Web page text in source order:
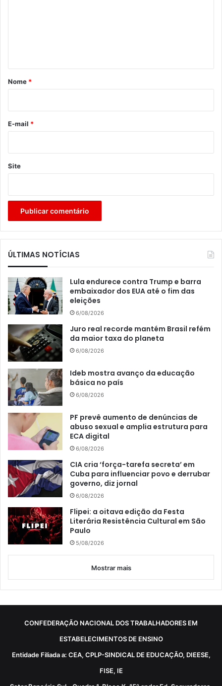
r
*
Nome *
E-mail *
Site
ÚLTIMAS NOTÍCIAS
Lula endurece contra Trump e barra
embaixador dos EUA até o fim das
eleições
6/08/2026
Juro real recorde mantém Brasil refém
da maior taxa do planeta
6/08/2026
Ideb mostra avanço da educação
básica no país
6/08/2026
PF prevê aumento de denúncias de
abuso sexual e amplia estrutura para
ECA digital
6/08/2026
CIA cria ‘força-tarefa secreta’ em
Cuba para influenciar povo e derrubar
governo, diz jornal
6/08/2026
Flipei: a oitava edição da Festa
Literária Resistência Cultural em São
Paulo
5/08/2026
Mostrar mais
CONFEDERAÇÃO NACIONAL DOS TRABALHADORES EM
ESTABELECIMENTOS DE ENSINO
Entidade Filiada a: CEA, CPLP-SINDICAL DE EDUCAÇÃO, DIEESE,
FISE, IE